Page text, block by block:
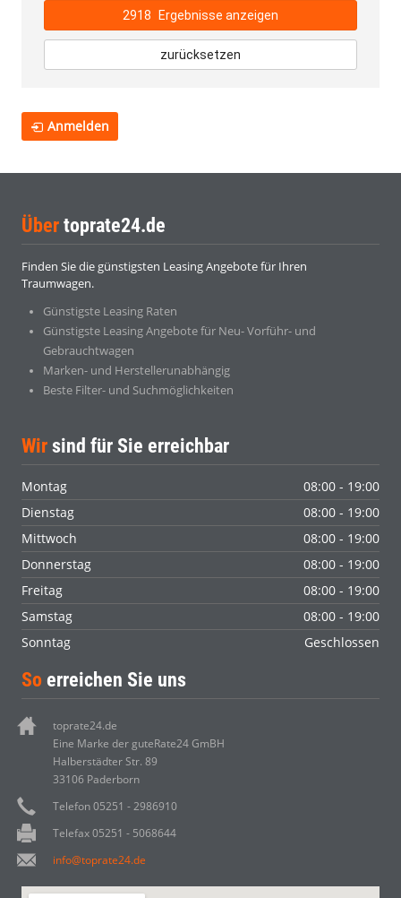
2918 Ergebnisse anzeigen
zurücksetzen
Anmelden
Über toprate24.de
Finden Sie die günstigsten Leasing Angebote für Ihren
Traumwagen.
Günstigste Leasing Raten
Günstigste Leasing Angebote für Neu- Vorführ- und
Gebrauchtwagen
Marken- und Herstellerunabhängig
Beste Filter- und Suchmöglichkeiten
Wir sind für Sie erreichbar
Montag
08:00 - 19:00
Dienstag
08:00 - 19:00
Mittwoch
08:00 - 19:00
Donnerstag
08:00 - 19:00
Freitag
08:00 - 19:00
Samstag
08:00 - 19:00
Sonntag
Geschlossen
So erreichen Sie uns
toprate24.de
Eine Marke der guteRate24 GmBH
Halberstädter Str. 89
33106 Paderborn
Telefon 05251 - 2986910
Telefax 05251 - 5068644
info@toprate24.de